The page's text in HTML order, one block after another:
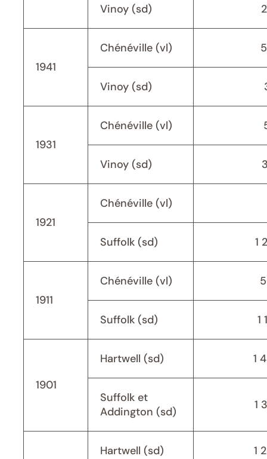
Vinoy (sd)
1941
Chénéville (vl)
Vinoy (sd)
1931
Chénéville (vl)
Vinoy (sd)
1921
Chénéville (vl)
Suffolk (sd) 1
1911
Chénéville (vl)
Suffolk (sd) 1
1901
Hartwell (sd) 1
Suffolk et
Addington (sd)
1
Hartwell (sd) 1